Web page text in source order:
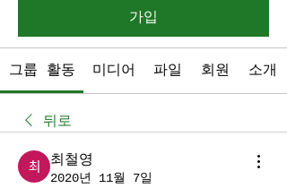
가입
그룹 활동 미디어 파일 회원 소개
뒤로
최철영
2020년 11월 7일